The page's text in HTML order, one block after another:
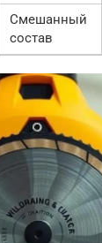
Смешанный
состав